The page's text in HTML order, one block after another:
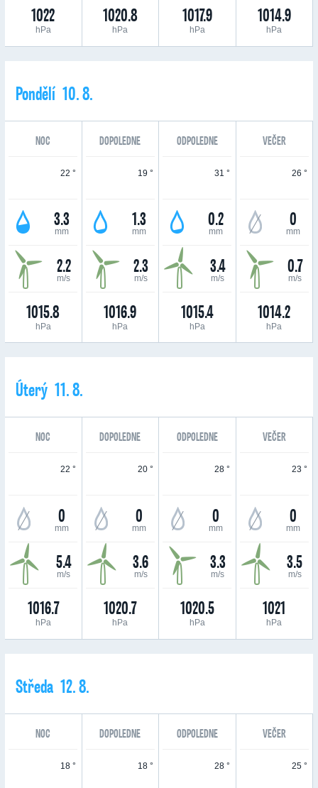
1022
hPa
1020.8
hPa
1017.9
hPa
1014.9
hPa
Pondělí 10. 8.
NOC DOPOLEDNE ODPOLEDNE VEČER
22 °
3.3
mm
2.2
m/s
1015.8
hPa
19 °
1.3
mm
2.3
m/s
1016.9
hPa
31 °
0.2
mm
3.4
m/s
1015.4
hPa
26 °
0
mm
0.7
m/s
1014.2
hPa
Úterý 11. 8.
NOC DOPOLEDNE ODPOLEDNE VEČER
22 °
0
mm
5.4
m/s
1016.7
hPa
20 °
0
mm
3.6
m/s
1020.7
hPa
28 °
0
mm
3.3
m/s
1020.5
hPa
23 °
0
mm
3.5
m/s
1021
hPa
Středa 12. 8.
NOC DOPOLEDNE ODPOLEDNE VEČER
18 ° 18 ° 28 ° 25 °